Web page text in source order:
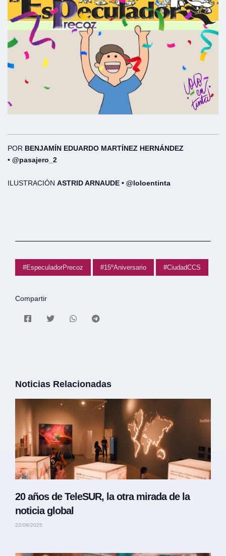
POR BENJAMÍN EDUARDO MARTÍNEZ HERNÁNDEZ
• @pasajero_2
ILUSTRACIÓN ASTRID ARNAUDE • @loloentinta
#EspeculadorPrecoz #15ºAniversario #CiudadCCS
Compartir
Noticias Relacionadas
20 años de TeleSUR, la otra mirada de la
noticia global
22/08/2025